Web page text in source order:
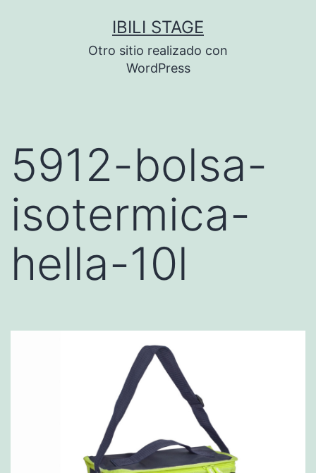
IBILI STAGE
Otro sitio realizado con
WordPress
5912-bolsa-
isotermica-
hella-10l